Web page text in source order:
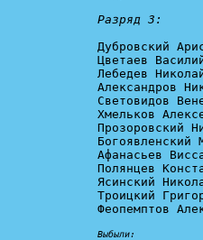
Разряд 3:
Дубровский
Цветаев
Лебедев
Александров
Световидов
Хмельков
Прозоровский
Богоявленский
Афанасьев
Полянцев
Ясинский
Троицкий
Феопемптов
Выбыли: